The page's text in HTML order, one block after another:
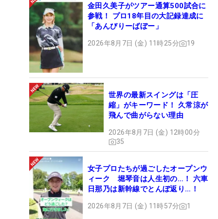
金田久美子がツアー通算500試合に
参戦！ プロ18年目の大記録達成に
「あんびりーばぼー」
2026年8月7日 (金) 11時25分 19
世界の最新スイングは「圧
縮」がキーワード！ 久常涼が
飛んで曲がらない理由
2026年8月7日 (金) 12時00分
35
女子プロたちが過ごしたオープンウ
ィーク 堀琴音は人生初の…！ 六車
日那乃は新幹線でとんぼ返り…！
2026年8月7日 (金) 11時57分 1